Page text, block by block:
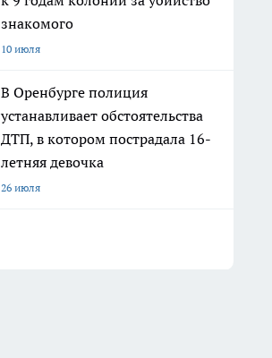
знакомого
10 июля
В Оренбурге полиция
устанавливает обстоятельства
ДТП, в котором пострадала 16-
летняя девочка
26 июля